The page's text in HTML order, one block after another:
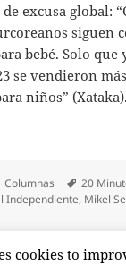
excusa global:
siguen
bebé. Solo que
se vendieron
niños” (Xataka).
Categorías
Columnas 20
Independiente, Mikel
cookies to